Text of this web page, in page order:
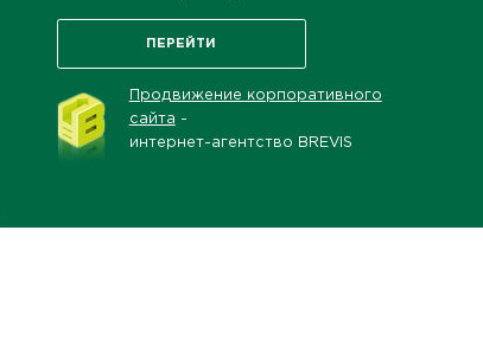
ПЕРЕЙТИ
Продвижение корпоративного
сайта -
интернет-агентство BREVIS